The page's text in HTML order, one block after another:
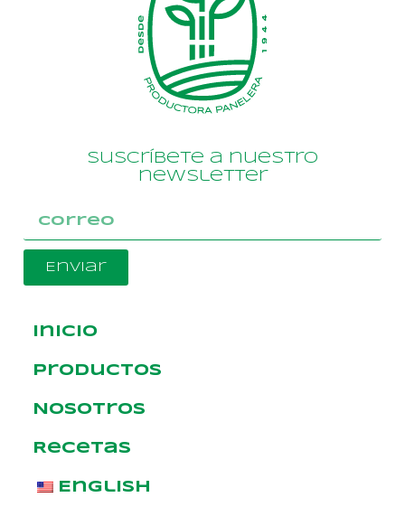
Suscríbete a nuestro
newsletter
Enviar
Inicio
Productos
Nosotros
Recetas
English